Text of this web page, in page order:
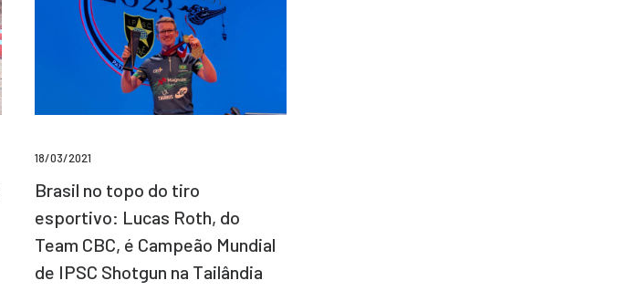
18/03/2021
Brasil no topo do tiro
esportivo: Lucas Roth, do
Team CBC, é Campeão Mundial
de IPSC Shotgun na Tailândia